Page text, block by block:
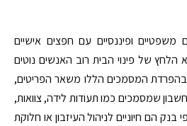
משפטיים ופיננסיים עם חפצים אישיים
של פינוי הבית רוב האנשים נוטים
המסמכים הללו משאר הפריטים,
שמסמכים כמו תעודות לידה, צוואות,
הם חיוניים לניהול העיזבון או חלוקת